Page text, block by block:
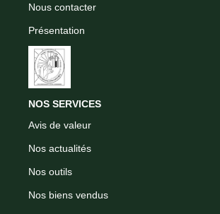
Nous contacter
Présentation
NOS SERVICES
Avis de valeur
Nos actualités
Nos outils
Nos biens vendus